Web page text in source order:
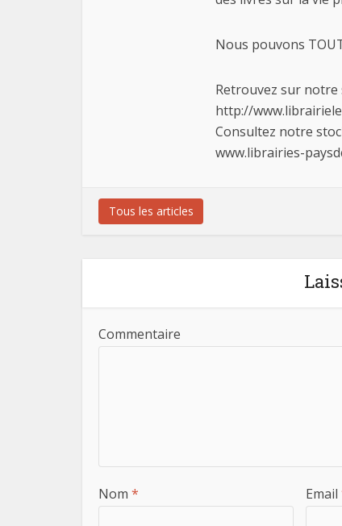
Nous pouvons
Retrouvez sur
http://
Consultez notre
www.librairies-
Tous les articles
Commentaire
Nom * Email